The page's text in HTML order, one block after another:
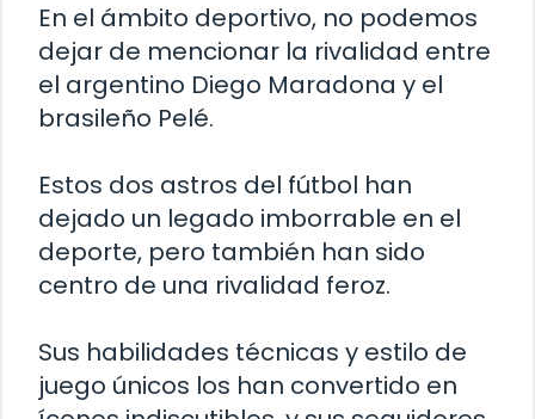
En el ámbito deportivo, no podemos
dejar de mencionar la rivalidad entre
el argentino Diego Maradona y el
brasileño Pelé.
Estos dos astros del fútbol han
dejado un legado imborrable en el
deporte, pero también han sido
centro de una rivalidad feroz.
Sus habilidades técnicas y estilo de
juego únicos los han convertido en